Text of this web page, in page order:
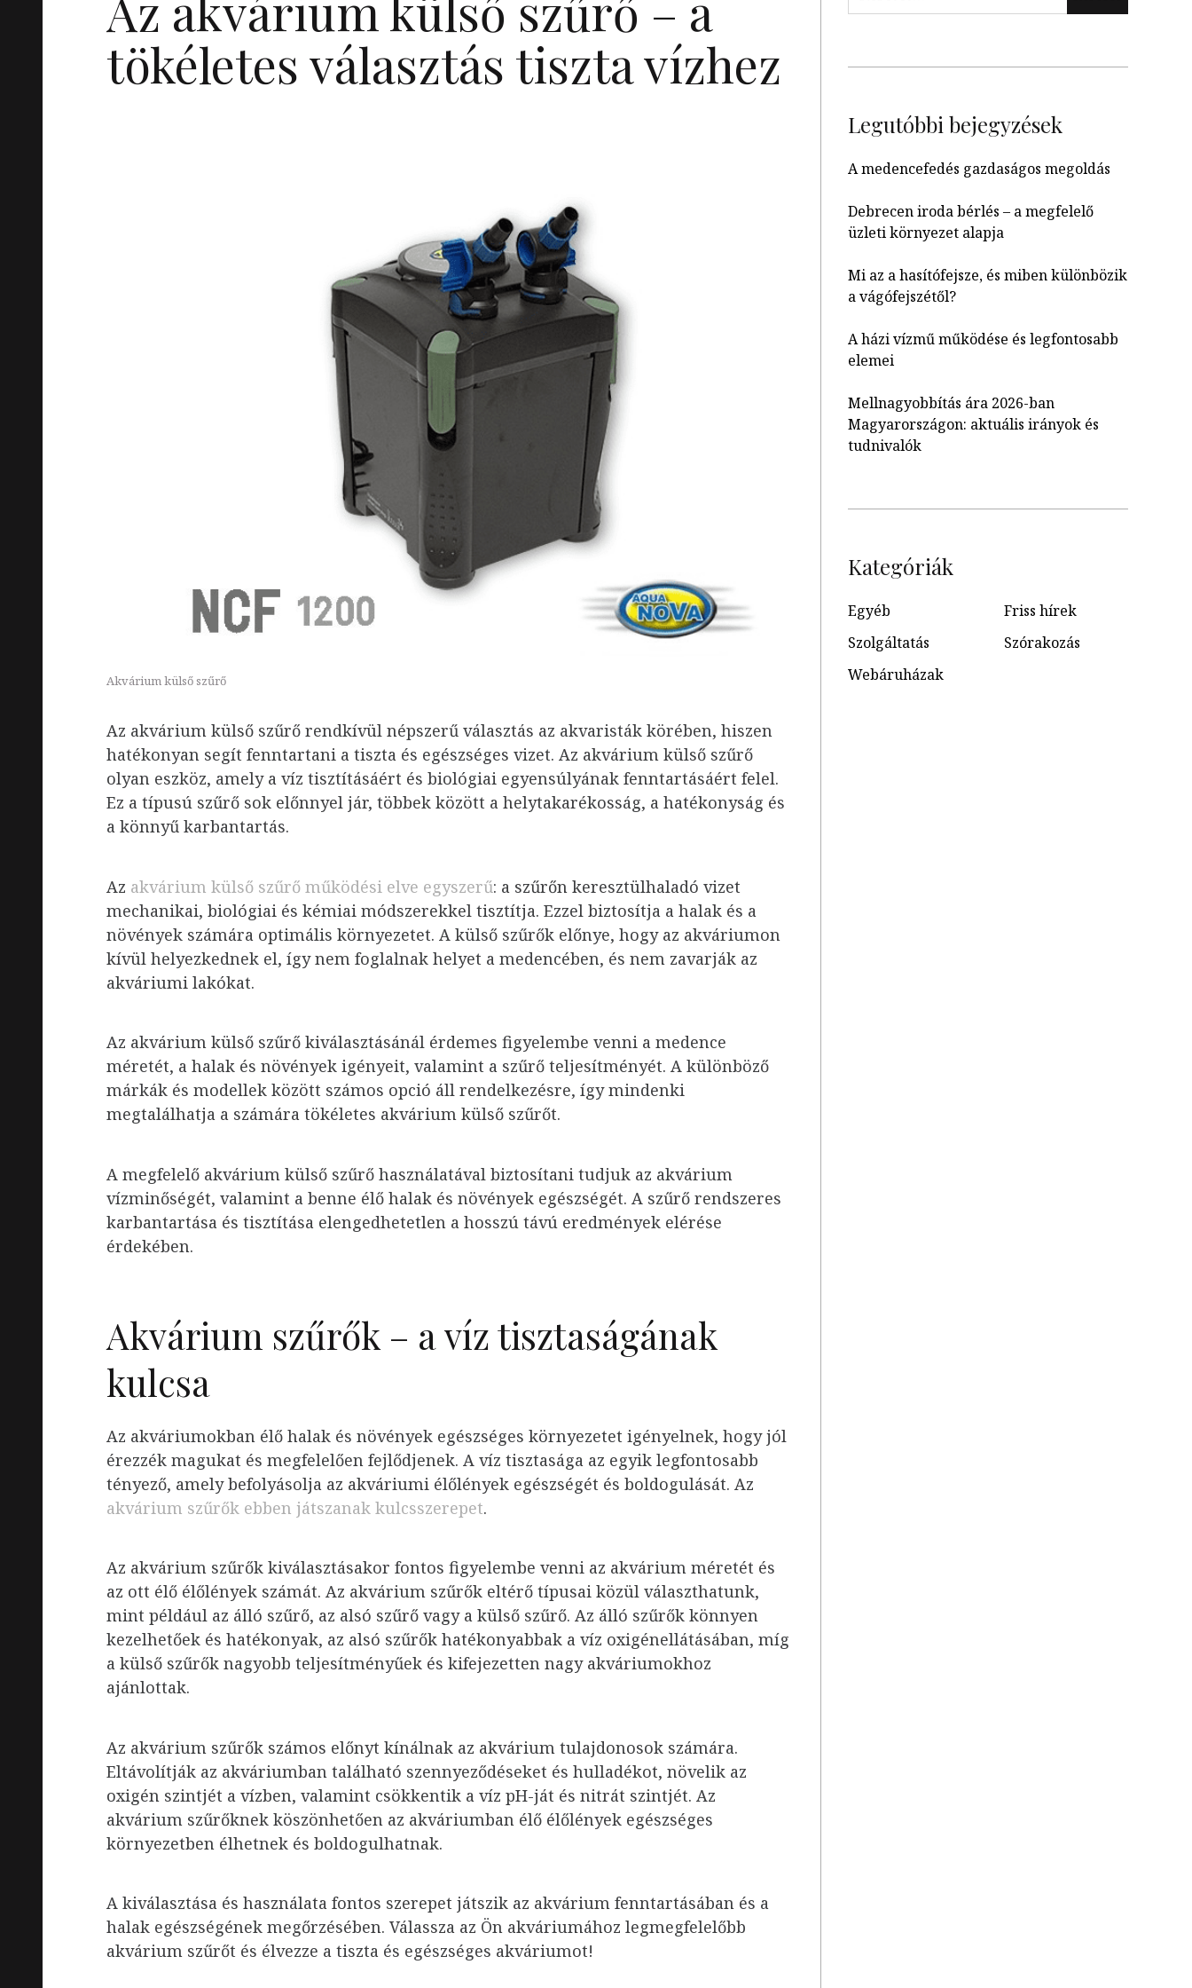
tökéletes választás tiszta vízhez
Akvárium külső szűrő
Az akvárium külső szűrő rendkívül népszerű választás az akvaristák körében, hiszen
hatékonyan segít fenntartani a tiszta és egészséges vizet. Az akvárium külső szűrő
olyan eszköz, amely a víz tisztításáért és biológiai egyensúlyának fenntartásáért felel.
Ez a típusú szűrő sok előnnyel jár, többek között a helytakarékosság, a hatékonyság és
a könnyű karbantartás.
Az akvárium külső szűrő működési elve egyszerű: a szűrőn keresztülhaladó vizet
mechanikai, biológiai és kémiai módszerekkel tisztítja. Ezzel biztosítja a halak és a
növények számára optimális környezetet. A külső szűrők előnye, hogy az akváriumon
kívül helyezkednek el, így nem foglalnak helyet a medencében, és nem zavarják az
akváriumi lakókat.
Az akvárium külső szűrő kiválasztásánál érdemes figyelembe venni a medence
méretét, a halak és növények igényeit, valamint a szűrő teljesítményét. A különböző
márkák és modellek között számos opció áll rendelkezésre, így mindenki
megtalálhatja a számára tökéletes akvárium külső szűrőt.
A megfelelő akvárium külső szűrő használatával biztosítani tudjuk az akvárium
vízminőségét, valamint a benne élő halak és növények egészségét. A szűrő rendszeres
karbantartása és tisztítása elengedhetetlen a hosszú távú eredmények elérése
érdekében.
Akvárium szűrők – a víz tisztaságának
kulcsa
Az akváriumokban élő halak és növények egészséges környezetet igényelnek, hogy jól
érezzék magukat és megfelelően fejlődjenek. A víz tisztasága az egyik legfontosabb
tényező, amely befolyásolja az akváriumi élőlények egészségét és boldogulását. Az
akvárium szűrők ebben játszanak kulcsszerepet.
Az akvárium szűrők kiválasztásakor fontos figyelembe venni az akvárium méretét és
az ott élő élőlények számát. Az akvárium szűrők eltérő típusai közül választhatunk,
mint például az álló szűrő, az alsó szűrő vagy a külső szűrő. Az álló szűrők könnyen
kezelhetőek és hatékonyak, az alsó szűrők hatékonyabbak a víz oxigénellátásában, míg
a külső szűrők nagyobb teljesítményűek és kifejezetten nagy akváriumokhoz
ajánlottak.
Az akvárium szűrők számos előnyt kínálnak az akvárium tulajdonosok számára.
Eltávolítják az akváriumban található szennyeződéseket és hulladékot, növelik az
oxigén szintjét a vízben, valamint csökkentik a víz pH-ját és nitrát szintjét. Az
akvárium szűrőknek köszönhetően az akváriumban élő élőlények egészséges
környezetben élhetnek és boldogulhatnak.
A kiválasztása és használata fontos szerepet játszik az akvárium fenntartásában és a
halak egészségének megőrzésében. Válassza az Ön akváriumához legmegfelelőbb
akvárium szűrőt és élvezze a tiszta és egészséges akváriumot!
Legutóbbi bejegyzések
A medencefedés gazdaságos megoldás
Debrecen iroda bérlés – a megfelelő
üzleti környezet alapja
Mi az a hasítófejsze, és miben különbözik
a vágófejszétől?
A házi vízmű működése és legfontosabb
elemei
Mellnagyobbítás ára 2026-ban
Magyarországon: aktuális irányok és
tudnivalók
Kategóriák
Egyéb
Friss hírek
Szolgáltatás
Szórakozás
Webáruházak